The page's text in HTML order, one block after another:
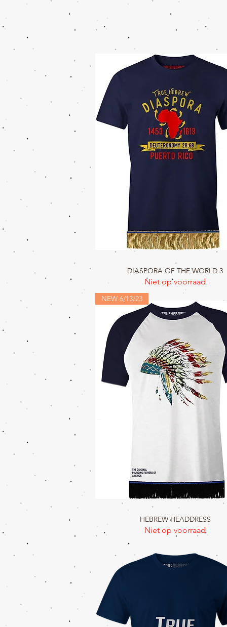
Snel overzicht
DIASPORA OF THE WORLD 3
Niet op voorraad
Snel overzicht
NEW 6/13/23
HEBREW HEADDRESS
Niet op voorraad